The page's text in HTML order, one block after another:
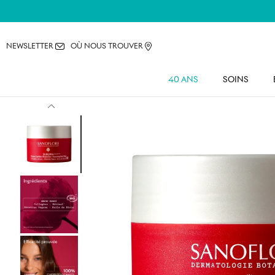
NEWSLETTER OÙ NOUS TROUVER
40 ANS SOINS